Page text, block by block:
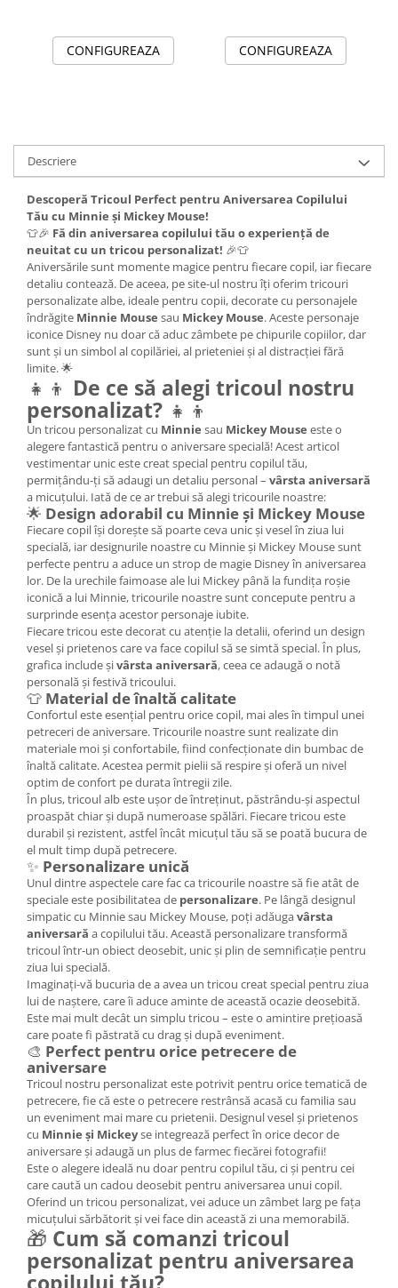
CONFIGUREAZA CONFIGUREAZA
Descriere
Descoperă Tricoul Perfect pentru Aniversarea Copilului
Tău cu Minnie și Mickey Mouse!
👕🎉 Fă din aniversarea copilului tău o experiență de
neuitat cu un tricou personalizat! 🎉👕
Aniversările sunt momente magice pentru fiecare copil, iar fiecare
detaliu contează. De aceea, pe site-ul nostru îți oferim tricouri
personalizate albe, ideale pentru copii, decorate cu personajele
îndrăgite Minnie Mouse sau Mickey Mouse. Aceste personaje
iconice Disney nu doar că aduc zâmbete pe chipurile copiilor, dar
sunt și un simbol al copilăriei, al prieteniei și al distracției fără
limite. 🌟
👧👦 De ce să alegi tricoul nostru
personalizat? 👧👦
Un tricou personalizat cu Minnie sau Mickey Mouse este o
alegere fantastică pentru o aniversare specială! Acest articol
vestimentar unic este creat special pentru copilul tău,
permițându-ți să adaugi un detaliu personal – vârsta aniversară
a micuțului. Iată de ce ar trebui să alegi tricourile noastre:
🌟 Design adorabil cu Minnie și Mickey Mouse
Fiecare copil își dorește să poarte ceva unic și vesel în ziua lui
specială, iar designurile noastre cu Minnie și Mickey Mouse sunt
perfecte pentru a aduce un strop de magie Disney în aniversarea
lor. De la urechile faimoase ale lui Mickey până la fundița roșie
iconică a lui Minnie, tricourile noastre sunt concepute pentru a
surprinde esența acestor personaje iubite.
Fiecare tricou este decorat cu atenție la detalii, oferind un design
vesel și prietenos care va face copilul să se simtă special. În plus,
grafica include șivârsta aniversară, ceea ce adaugă o notă
personală și festivă tricoului.
👕 Material de înaltă calitate
Confortul este esențial pentru orice copil, mai ales în timpul unei
petreceri de aniversare. Tricourile noastre sunt realizate din
materiale moi și confortabile, fiind confecționate din bumbac de
înaltă calitate. Acestea permit pielii să respire și oferă un nivel
optim de confort pe durata întregii zile.
În plus, tricoul alb este ușor de întreținut, păstrându-și aspectul
proaspăt chiar și după numeroase spălări. Fiecare tricou este
durabil și rezistent, astfel încât micuțul tău să se poată bucura de
el mult timp după petrecere.
✨ Personalizare unică
Unul dintre aspectele care fac ca tricourile noastre să fie atât de
speciale este posibilitatea de personalizare. Pe lângă designul
simpatic cu Minnie sau Mickey Mouse, poți adăugavârsta
aniversară a copilului tău. Această personalizare transformă
tricoul într-un obiect deosebit, unic și plin de semnificație pentru
ziua lui specială.
Imaginați-vă bucuria de a avea un tricou creat special pentru ziua
lui de naștere, care îi aduce aminte de această ocazie deosebită.
Este mai mult decât un simplu tricou – este o amintire prețioasă
care poate fi păstrată cu drag și după eveniment.
🎨 Perfect pentru orice petrecere de
aniversare
Tricoul nostru personalizat este potrivit pentru orice tematică de
petrecere, fie că este o petrecere restrânsă acasă cu familia sau
un eveniment mai mare cu prietenii. Designul vesel și prietenos
cu Minnie și Mickeyse integrează perfect în orice decor de
aniversare și adaugă un plus de farmec fiecărei fotografii!
Este o alegere ideală nu doar pentru copilul tău, ci și pentru cei
care caută un cadou deosebit pentru aniversarea unui copil.
Oferind un tricou personalizat, vei aduce un zâmbet larg pe fața
micuțului sărbătorit și vei face din această zi una memorabilă.
🎁 Cum să comanzi tricoul
personalizat pentru aniversarea